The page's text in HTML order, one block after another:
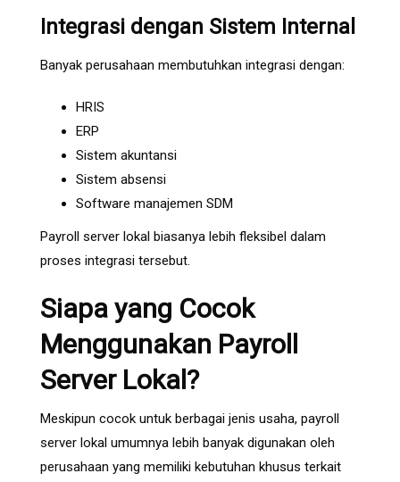
Integrasi dengan Sistem Internal
Banyak perusahaan membutuhkan integrasi dengan:
HRIS
ERP
Sistem akuntansi
Sistem absensi
Software manajemen SDM
Payroll server lokal biasanya lebih fleksibel dalam
proses integrasi tersebut.
Siapa yang Cocok
Menggunakan Payroll
Server Lokal?
Meskipun cocok untuk berbagai jenis usaha, payroll
server lokal umumnya lebih banyak digunakan oleh
perusahaan yang memiliki kebutuhan khusus terkait